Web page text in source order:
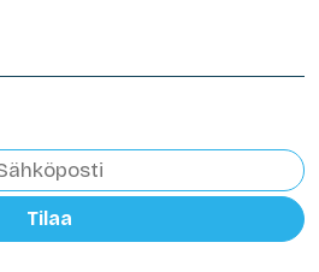
Tilaa